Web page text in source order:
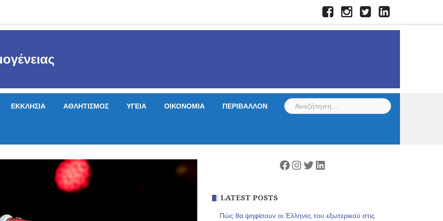
FacebookInstagramTwitterLinkedIn
ΕΚΚΛΗΣΙΑ ΑΘΛΗΤΙΣΜΟΣ ΥΓΕΙΑ ΟΙΚΟΝΟΜΙΑ ΠΕΡΙΒΑΛΛΟΝ
Αναζήτηση
για:
Facebook
Instagram
Twitter
Linkedin
LATEST POSTS
Πώς θα ψηφίσουν οι Έλληνες του εξωτερικού στις